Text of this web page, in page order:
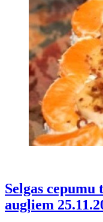
Selgas
augļiem